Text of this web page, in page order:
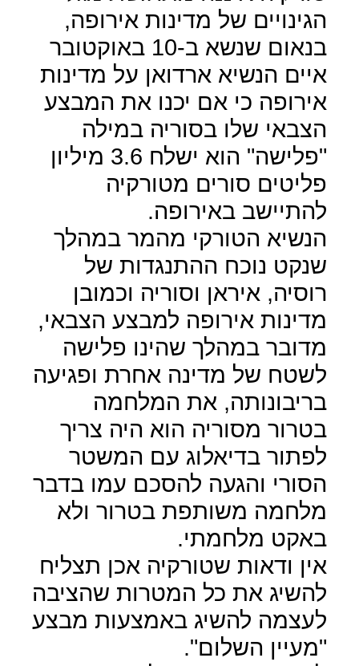
הגינויים של מדינות אירופה,
בנאום שנשא ב-10 באוקטובר
איים הנשיא ארדואן על מדינות
אירופה כי אם יכנו את המבצע
הצבאי שלו בסוריה במילה
"פלישה" הוא ישלח 3.6 מיליון
פליטים סורים מטורקיה
להתיישב באירופה.
הנשיא הטורקי מהמר במהלך
שנקט נוכח ההתנגדות של
רוסיה, איראן וסוריה וכמובן
מדינות אירופה למבצע הצבאי,
מדובר במהלך שהינו פלישה
לשטח של מדינה אחרת ופגיעה
בריבונותה, את המלחמה
בטרור מסוריה הוא היה צריך
לפתור בדיאלוג עם המשטר
הסורי והגעה להסכם עמו בדבר
מלחמה משותפת בטרור ולא
באקט מלחמתי.
אין ודאות שטורקיה אכן תצליח
להשיג את כל המטרות שהציבה
לעצמה להשיג באמצעות מבצע
"מעיין השלום".